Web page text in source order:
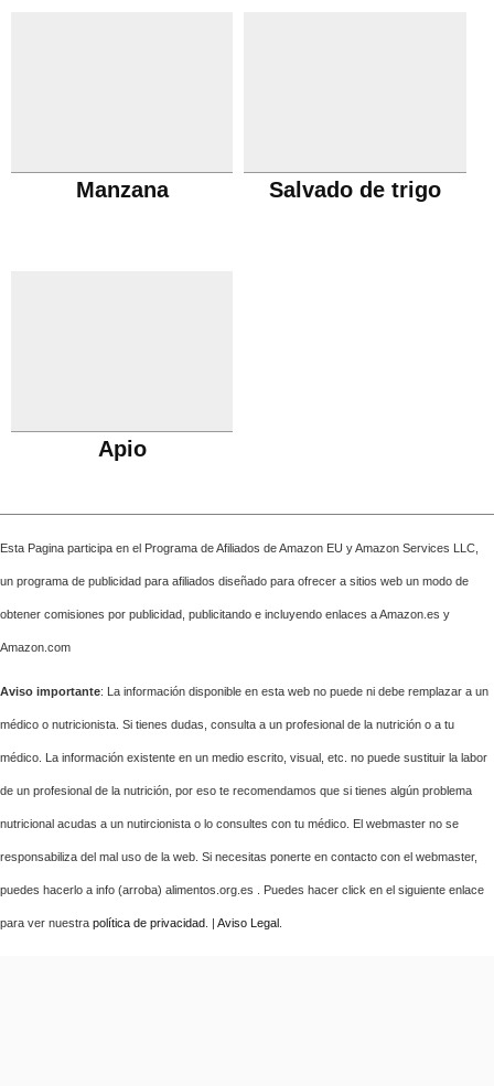
Manzana Salvado de trigo
Apio
Esta Pagina participa en el Programa de Afiliados de Amazon EU y Amazon Services LLC,
un programa de publicidad para afiliados diseñado para ofrecer a sitios web un modo de
obtener comisiones por publicidad, publicitando e incluyendo enlaces a Amazon.es y
Amazon.com
Aviso importante: La información disponible en esta web no puede ni debe remplazar a un
médico o nutricionista. Si tienes dudas, consulta a un profesional de la nutrición o a tu
médico. La información existente en un medio escrito, visual, etc. no puede sustituir la labor
de un profesional de la nutrición, por eso te recomendamos que si tienes algún problema
nutricional acudas a un nutircionista o lo consultes con tu médico. El webmaster no se
responsabiliza del mal uso de la web. Si necesitas ponerte en contacto con el webmaster,
puedes hacerlo a info (arroba) alimentos.org.es . Puedes hacer click en el siguiente enlace
para ver nuestra política de privacidad . | Aviso Legal